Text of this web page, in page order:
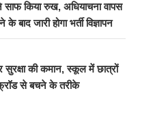
किया रुख, अधियाचना वापस
बाद जारी होगा भर्ती विज्ञापन
सुरक्षा की कमान, स्कूल में छात्रों
से बचने के तरीके